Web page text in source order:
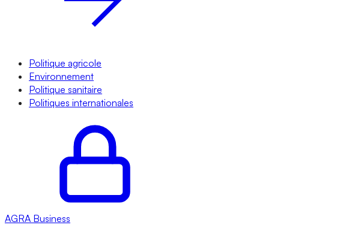
Politique agricole
Environnement
Politique sanitaire
Politiques internationales
AGRA Business